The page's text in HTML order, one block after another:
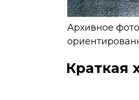
Архивное
Краткая